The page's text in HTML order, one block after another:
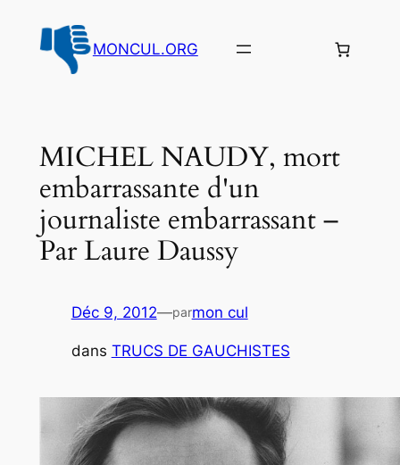
contenu
MONCUL.ORG
MICHEL NAUDY, mort
embarrassante d'un
journaliste embarrassant –
Par Laure Daussy
Déc 9, 2012—parmon cul
dans TRUCS DE GAUCHISTES